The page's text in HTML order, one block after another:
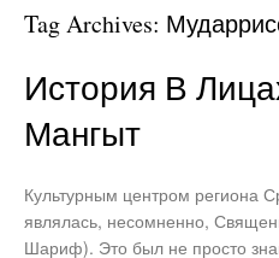
Tag Archives:
История В
Мангыт
Культурным центром региона
являлась, несомненно,
Шариф). Это был не просто